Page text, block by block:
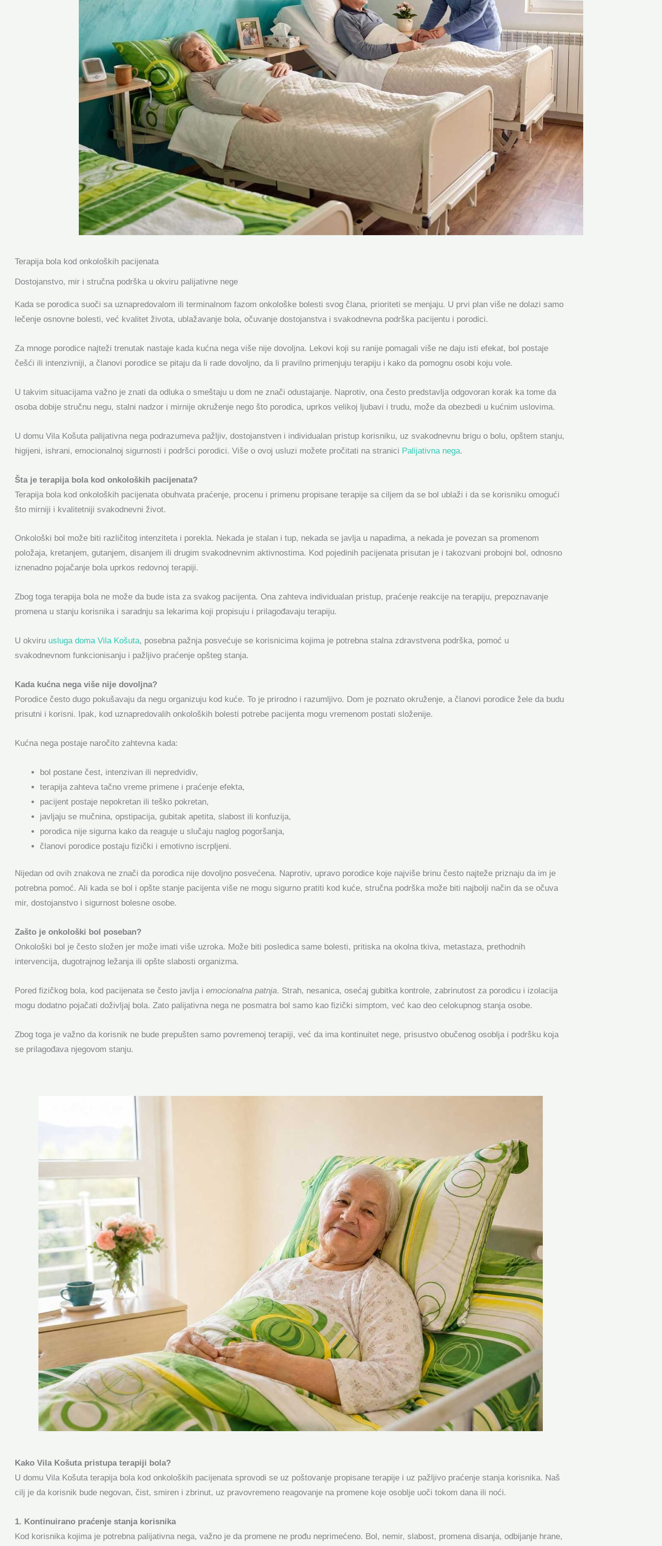
Terapija bola kod onkoloških pacijenata
Dostojanstvo, mir i stručna podrška u okviru palijativne nege
Kada se porodica suoči sa uznapredovalom ili terminalnom fazom onkološke bolesti svog člana, prioriteti se menjaju. U prvi plan više ne dolazi samo
lečenje osnovne bolesti, već kvalitet života, ublažavanje bola, očuvanje dostojanstva i svakodnevna podrška pacijentu i porodici.
Za mnoge porodice najteži trenutak nastaje kada kućna nega više nije dovoljna. Lekovi koji su ranije pomagali više ne daju isti efekat, bol postaje
češći ili intenzivniji, a članovi porodice se pitaju da li rade dovoljno, da li pravilno primenjuju terapiju i kako da pomognu osobi koju vole.
U takvim situacijama važno je znati da odluka o smeštaju u dom ne znači odustajanje. Naprotiv, ona često predstavlja odgovoran korak ka tome da
osoba dobije stručnu negu, stalni nadzor i mirnije okruženje nego što porodica, uprkos velikoj ljubavi i trudu, može da obezbedi u kućnim uslovima.
U domu Vila Košuta palijativna nega podrazumeva pažljiv, dostojanstven i individualan pristup korisniku, uz svakodnevnu brigu o bolu, opštem stanju,
higijeni, ishrani, emocionalnoj sigurnosti i podršci porodici. Više o ovoj usluzi možete pročitati na stranici Palijativna nega.
Šta je terapija bola kod onkoloških pacijenata?
Terapija bola kod onkoloških pacijenata obuhvata praćenje, procenu i primenu propisane terapije sa ciljem da se bol ublaži i da se korisniku omogući
što mirniji i kvalitetniji svakodnevni život.
Onkološki bol može biti različitog intenziteta i porekla. Nekada je stalan i tup, nekada se javlja u napadima, a nekada je povezan sa promenom
položaja, kretanjem, gutanjem, disanjem ili drugim svakodnevnim aktivnostima. Kod pojedinih pacijenata prisutan je i takozvani probojni bol, odnosno
iznenadno pojačanje bola uprkos redovnoj terapiji.
Zbog toga terapija bola ne može da bude ista za svakog pacijenta. Ona zahteva individualan pristup, praćenje reakcije na terapiju, prepoznavanje
promena u stanju korisnika i saradnju sa lekarima koji propisuju i prilagođavaju terapiju.
U okviru usluga doma Vila Košuta, posebna pažnja posvećuje se korisnicima kojima je potrebna stalna zdravstvena podrška, pomoć u
svakodnevnom funkcionisanju i pažljivo praćenje opšteg stanja.
Kada kućna nega više nije dovoljna?
Porodice često dugo pokušavaju da negu organizuju kod kuće. To je prirodno i razumljivo. Dom je poznato okruženje, a članovi porodice žele da budu
prisutni i korisni. Ipak, kod uznapredovalih onkoloških bolesti potrebe pacijenta mogu vremenom postati složenije.
Kućna nega postaje naročito zahtevna kada:
bol postane čest, intenzivan ili nepredvidiv,
terapija zahteva tačno vreme primene i praćenje efekta,
pacijent postaje nepokretan ili teško pokretan,
javljaju se mučnina, opstipacija, gubitak apetita, slabost ili konfuzija,
porodica nije sigurna kako da reaguje u slučaju naglog pogoršanja,
članovi porodice postaju fizički i emotivno iscrpljeni.
Nijedan od ovih znakova ne znači da porodica nije dovoljno posvećena. Naprotiv, upravo porodice koje najviše brinu često najteže priznaju da im je
potrebna pomoć. Ali kada se bol i opšte stanje pacijenta više ne mogu sigurno pratiti kod kuće, stručna podrška može biti najbolji način da se očuva
mir, dostojanstvo i sigurnost bolesne osobe.
Zašto je onkološki bol poseban?
Onkološki bol je često složen jer može imati više uzroka. Može biti posledica same bolesti, pritiska na okolna tkiva, metastaza, prethodnih
intervencija, dugotrajnog ležanja ili opšte slabosti organizma.
Pored fizičkog bola, kod pacijenata se često javlja i emocionalna patnja. Strah, nesanica, osećaj gubitka kontrole, zabrinutost za porodicu i izolacija
mogu dodatno pojačati doživljaj bola. Zato palijativna nega ne posmatra bol samo kao fizički simptom, već kao deo celokupnog stanja osobe.
Zbog toga je važno da korisnik ne bude prepušten samo povremenoj terapiji, već da ima kontinuitet nege, prisustvo obučenog osoblja i podršku koja
se prilagođava njegovom stanju.
Kako Vila Košuta pristupa terapiji bola?
U domu Vila Košuta terapija bola kod onkoloških pacijenata sprovodi se uz poštovanje propisane terapije i uz pažljivo praćenje stanja korisnika. Naš
cilj je da korisnik bude negovan, čist, smiren i zbrinut, uz pravovremeno reagovanje na promene koje osoblje uoči tokom dana ili noći.
1. Kontinuirano praćenje stanja korisnika
Kod korisnika kojima je potrebna palijativna nega, važno je da promene ne prođu neprimećeno. Bol, nemir, slabost, promena disanja, odbijanje hrane,